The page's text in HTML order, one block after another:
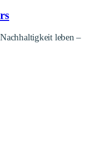
leben –